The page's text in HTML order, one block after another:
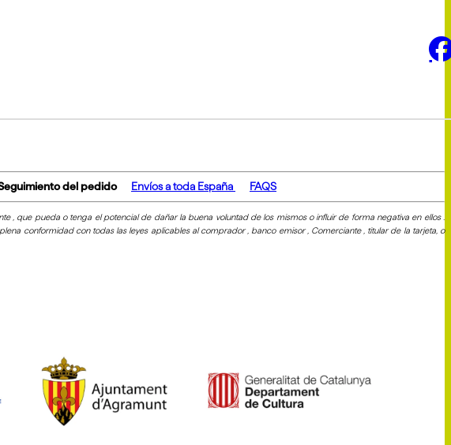
del pedido Envíos a toda España FAQS
que pueda o tenga el potencial de dañar la buena voluntad de los mismos o influir de forma negativa en ellos .
conformidad con todas las leyes aplicables al comprador , banco emisor , Comerciante , titular de la tarjeta, o